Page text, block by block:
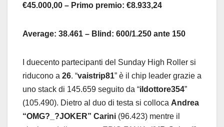
€45.000,00 – Primo premio: €8.933,24
Average: 38.461 – Blind: 600/1.250 ante 150
I duecento partecipanti del Sunday High Roller si
riducono a 26. “vaistrip81” è il chip leader grazie a
uno stack di 145.659 seguito da “ildottore354”
(105.490). Dietro al duo di testa si colloca Andrea
“OMG?_?JOKER” Carini (96.423) mentre il